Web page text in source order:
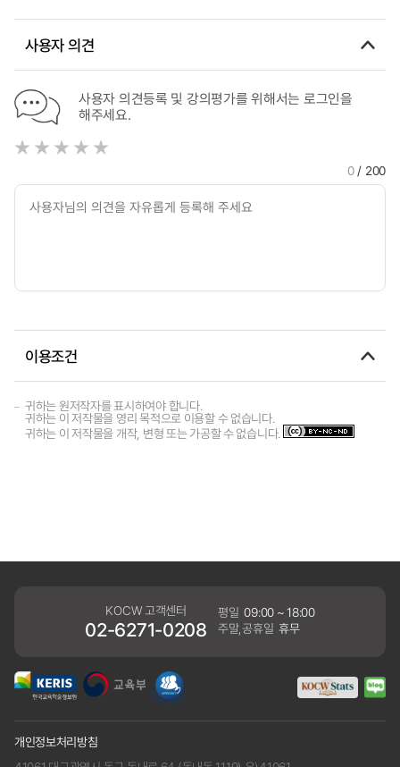
exchange seperation
ocean distributions
사용자 의견
사용자 의견등록 및 강의평가를 위해서는 로그인을
해주세요.
0/ 200
이용조건
귀하는 원저작자를 표시하여야 합니다.
귀하는 이 저작물을 영리 목적으로 이용할 수 없습니다.
귀하는 이 저작물을 개작, 변형 또는 가공할 수 없습니다.
KOCW 고객센터
02-6271-0208
평일 09:00 ~ 18:00
주말,공휴일 휴무
개인정보처리방침